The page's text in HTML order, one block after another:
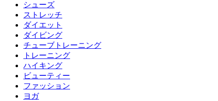
シューズ
ストレッチ
ダイエット
ダイビング
チューブトレーニング
トレーニング
ハイキング
ビューティー
ファッション
ヨガ